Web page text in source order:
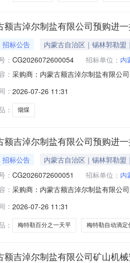
额吉淖尔制盐有限公司预购进
招标公告 内蒙古自治区｜锡林郭勒盟
： CG2026072600054 招标单位： 内
： 采购商：内蒙古额吉淖尔制盐有限公
到验收合格且收到发票后付款，报价
： 2026-07-26 11:31
：
烟煤
额吉淖尔制盐有限公司预购进
招标公告 内蒙古自治区｜锡林郭勒盟
： CG2026072600051 招标单位： 内
： 采购商：内蒙古额吉淖尔制盐有限公
收合格付款，报价金额包含：单价，
品
： 2026-07-26 11:31
：
梅特勒百分之一天平 梅特勒自动滴定
额吉淖尔制盐有限公司矿山机